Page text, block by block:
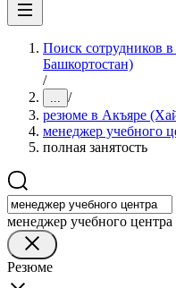
Поиск сотрудников
Башкортостан)
/
... /
резюме в Акъяре
менеджер учебного
полная занятость
менеджер учебного центра
Резюме